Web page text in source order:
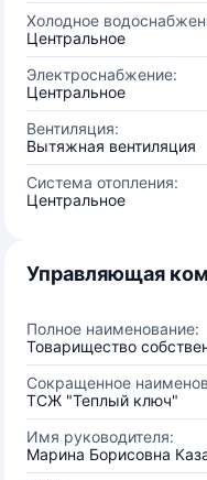
Холодное
Центральное
Электроснабжение:
Центральное
Вентиляция:
Вытяжная вентиляция
Система отопления:
Центральное
Управляющая
Полное наименование:
Товарищество
Сокращенное
ТСЖ "Теплый ключ"
Имя руководителя:
Марина Борисовна